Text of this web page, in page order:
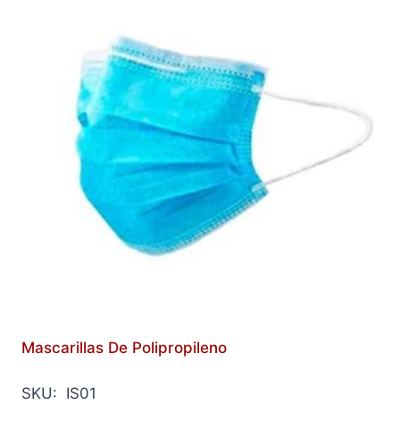
Mascarillas De Polipropileno
SKU: IS01